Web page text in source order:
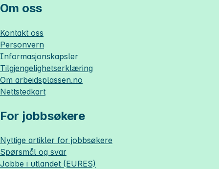
Om oss
Kontakt oss
Personvern
Informasjonskapsler
Tilgjengelighetserklæring
Om arbeidsplassen.no
Nettstedkart
For jobbsøkere
Nyttige artikler for jobbsøkere
Spørsmål og svar
Jobbe i utlandet (EURES)